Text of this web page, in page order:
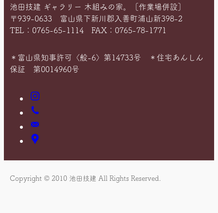
池田技建 ギャラリー 木組みの家。［作業場併設］
〒939-0633 富山県下新川郡入善町浦山新398-2
TEL：0765-65-1114 FAX：0765-78-1771
＊富山県知事許可〈般-6〉第14733号 ＊住宅あんしん
保証 第0014960号
合
せ
セ
ス
マ
Copyright © 2010 池田技建 All Rights Reserved.